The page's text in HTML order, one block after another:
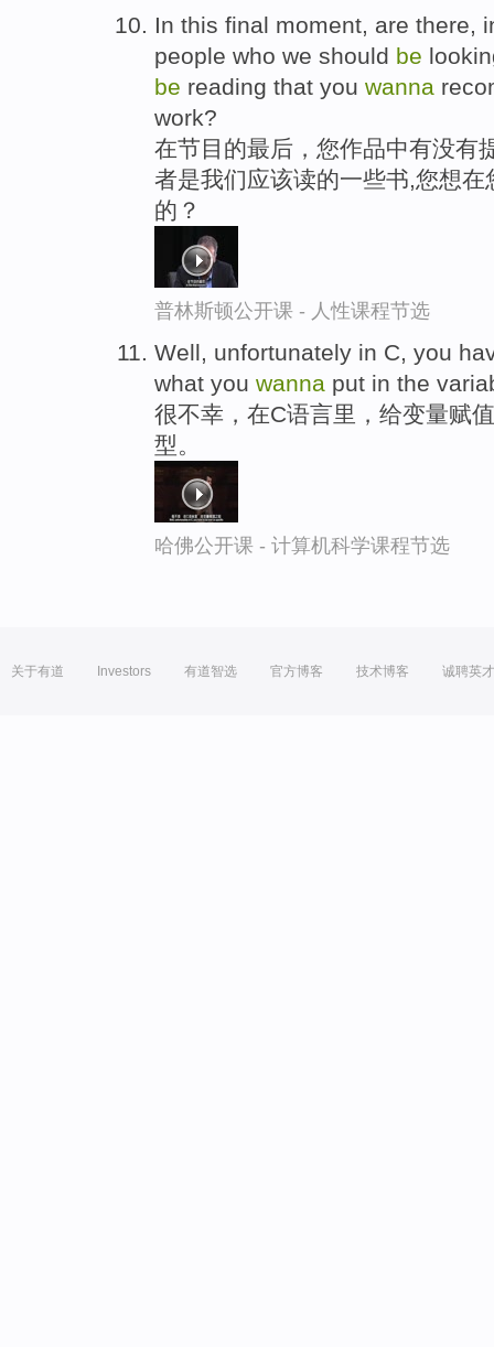
In this final moment, are there,
people who we should be
be reading that you wanna
work?
在节目的最后，您作品中有没有
者是我们应该读的一些书,您想
的？
普林斯顿公开课 - 人性课程节选
Well, unfortunately in C, you
what you wanna put in the
很不幸，在C语言里，给变量赋
型。
哈佛公开课 - 计算机科学课程节选
关于有道 Investors 有道智选 官方博客 技术博客 诚聘英才